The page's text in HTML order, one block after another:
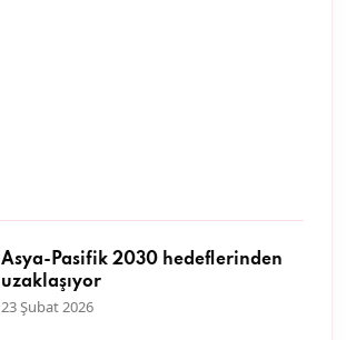
Asya-Pasifik 2030 hedeflerinden
uzaklaşıyor
23 Şubat 2026